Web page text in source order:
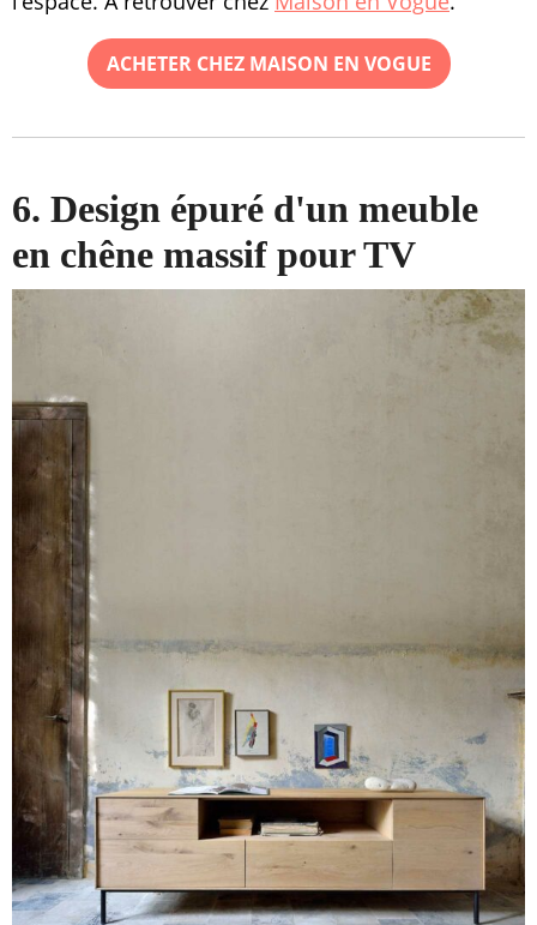
ACHETER CHEZ MAISON EN VOGUE
6. Design épuré d'un meuble
en chêne massif pour TV